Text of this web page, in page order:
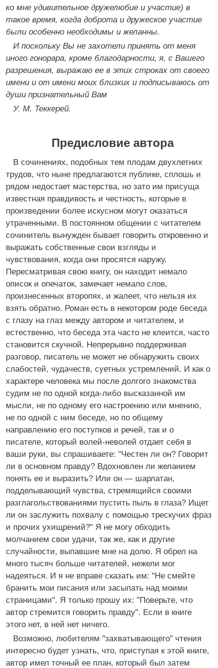
ко мне удивительное дружелюбие и участие) в
такое время, когда доброта и дружеское участие
были особенно необходимы и желанны.
И поскольку Вы не захотели принять от меня
иного гонорара, кроме благодарности, я, с Вашего
разрешения, выражаю ее в этих строках от своего
имени и от имени моих близких и подписываюсь от
души признательный Вам
У. М. Теккерей.
Предисловие автора
В сочинениях, подобных тем плодам двухлетних
трудов, что ныне предлагаются публике, сплошь и
рядом недостает мастерства, но зато им присуща
известная правдивость и честность, которые в
произведении более искусном могут оказаться
утраченными. В постоянном общении с читателем
сочинитель вынужден бывает говорить откровенно и
выражать собственные свои взгляды и
чувствования, когда они просятся наружу.
Пересматривая свою книгу, он находит немало
описок и опечаток, замечает немало слов,
произнесенных второпях, и жалеет, что нельзя их
взять обратно. Роман есть в некотором роде беседа
с глазу на глаз между автором и читателем, и
естественно, что беседа эта часто не клеится, часто
становится скучной. Непрерывно поддерживая
разговор, писатель не может не обнаружить своих
слабостей, чудачеств, суетных устремлений. И как о
характере человека мы после долгого знакомства
судим не по одной когда-либо высказанной им
мысли, не по одному его настроению или мнению,
не по одной с ним беседе, но по общему
направлению его поступков и речей, так и о
писателе, который волей-неволей отдает себя в
ваши руки, вы спрашиваете: "Честен ли он? Говорит
ли в основном правду? Вдохновлен ли желанием
понять ее и выразить? Или он — шарлатан,
подделывающий чувства, стремящийся своими
разглагольствованиями пустить пыль в глаза? Ищет
ли он заслужить похвалу с помощью трескучих фраз
и прочих ухищрений?" Я не могу обходить
молчанием свои удачи, так же, как и другие
случайности, выпавшие мне на долю. Я обрел на
много тысяч больше читателей, нежели мог
надеяться. И я не вправе сказать им: "Не смейте
бранить мои писания или засыпать над моими
страницами". Я только прошу их: "Поверьте, что
автор стремится говорить правду". Если в книге
этого нет, в ней нет ничего.
Возможно, любителям "захватывающего" чтения
интересно будет узнать, что, приступая к этой книге,
автор имел точный ее план, который был затем